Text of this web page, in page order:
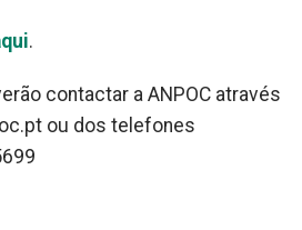
.
contactar a ANPOC através
ou dos telefones